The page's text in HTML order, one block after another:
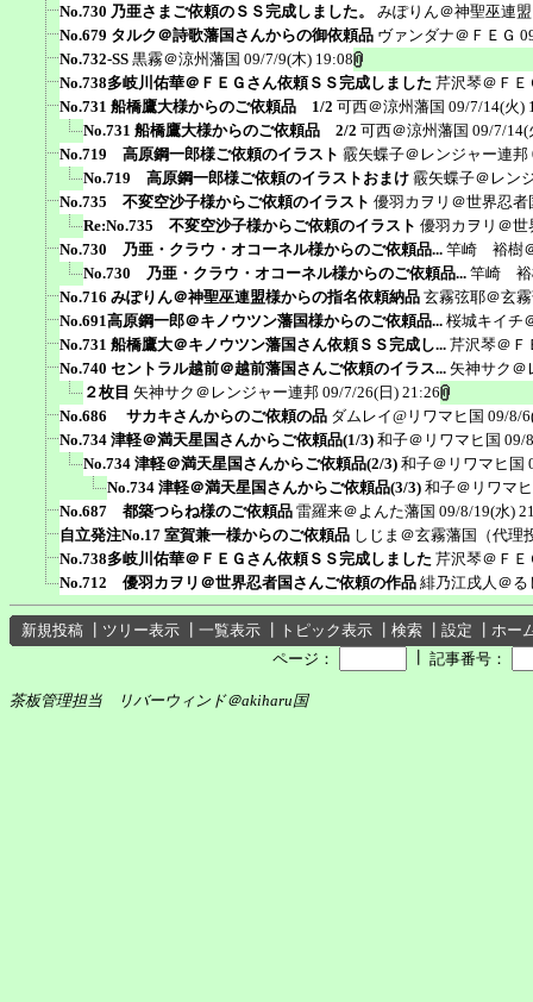
No.730 乃亜さまご依頼のＳＳ完成しました。
みぽりん＠神聖巫連盟
No.679 タルク＠詩歌藩国さんからの御依頼品 ヴァンダナ＠ＦＥＧ
No.732-SS 黒霧＠涼州藩国 09/7/9(木) 19:08
No.738多岐川佑華＠ＦＥＧさん依頼ＳＳ完成しました 芹沢琴＠ＦＥ
No.731 船橋鷹大様からのご依頼品 1/2 可西＠涼州藩国 09/7/14(火)
No.731 船橋鷹大様からのご依頼品 2/2 可西＠涼州藩国 09/7/14(
No.719 高原鋼一郎様ご依頼のイラスト 霰矢蝶子＠レンジャー連邦
No.719 高原鋼一郎様ご依頼のイラストおまけ 霰矢蝶子＠レン
No.735 不変空沙子様からご依頼のイラスト 優羽カヲリ＠世界忍者
Re:No.735 不変空沙子様からご依頼のイラスト 優羽カヲリ＠世
No.730 乃亜・クラウ・オコーネル様からのご依頼品... 竿崎 裕樹
No.730 乃亜・クラウ・オコーネル様からのご依頼品... 竿崎 裕
No.716 みぽりん＠神聖巫連盟様からの指名依頼納品 玄霧弦耶＠玄
No.691高原鋼一郎＠キノウツン藩国様からのご依頼品... 桜城キイチ
No.731 船橋鷹大＠キノウツン藩国さん依頼ＳＳ完成し... 芹沢琴＠Ｆ
No.740 セントラル越前＠越前藩国さんご依頼のイラス... 矢神サク＠
２枚目 矢神サク＠レンジャー連邦 09/7/26(日) 21:26
No.686 サカキさんからのご依頼の品 ダムレイ@リワマヒ国 09/8/
No.734 津軽＠満天星国さんからご依頼品(1/3) 和子＠リワマヒ国 09/
No.734 津軽＠満天星国さんからご依頼品(2/3) 和子＠リワマヒ国
No.734 津軽＠満天星国さんからご依頼品(3/3) 和子＠リワマ
No.687 都築つらね様のご依頼品 雷羅来＠よんた藩国 09/8/19(水)
自立発注No.17 室賀兼一様からのご依頼品 しじま＠玄霧藩国（代理
No.738多岐川佑華＠ＦＥＧさん依頼ＳＳ完成しました 芹沢琴＠ＦＥ
No.712 優羽カヲリ＠世界忍者国さんご依頼の作品 緋乃江戌人＠る
新規投稿 ツリー表示 一覧表示 トピック表示 検索 設定
ホー
ページ：
記事番号：
茶板管理担当 リバーウィンド＠akiharu国